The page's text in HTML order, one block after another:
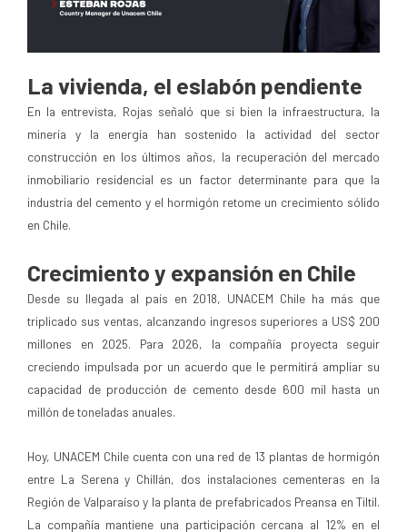
La vivienda, el eslabón pendiente
En la entrevista, Rojas señaló que si bien la infraestructura, la
minería y la energía han sostenido la actividad del sector
construcción en los últimos años, la recuperación del mercado
inmobiliario residencial es un factor determinante para que la
industria del cemento y el hormigón retome un crecimiento sólido
en Chile.
Crecimiento y expansión en Chile
Desde su llegada al país en 2018, UNACEM Chile ha más que
triplicado sus ventas, alcanzando ingresos superiores a US$ 200
millones en 2025. Para 2026, la compañía proyecta seguir
creciendo impulsada por un acuerdo que le permitirá ampliar su
capacidad de producción de cemento desde 600 mil hasta un
millón de toneladas anuales.
Hoy, UNACEM Chile cuenta con una red de 13 plantas de hormigón
entre La Serena y Chillán, dos instalaciones cementeras en la
Región de Valparaíso y la planta de prefabricados Preansa en Tiltil.
La compañía mantiene una participación cercana al 12% en el